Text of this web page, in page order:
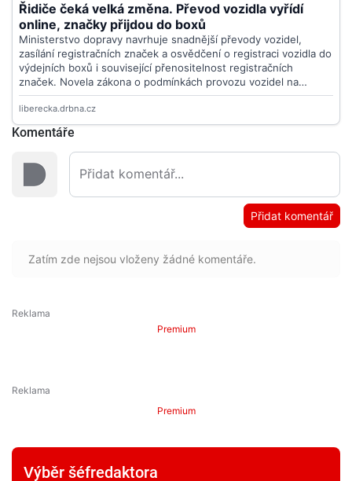
Komentáře
Přidat komentář
Zatím zde nejsou vloženy žádné komentáře.
Premium
Premium
Výběr šéfredaktora